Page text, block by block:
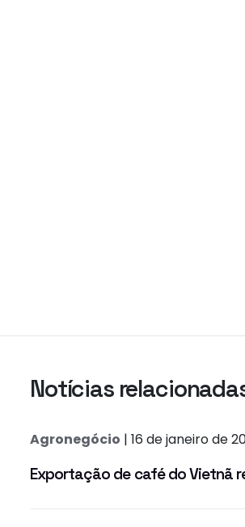
Notícias
Agronegócio | 16 de janeiro de
Exportação de café do Vietnã